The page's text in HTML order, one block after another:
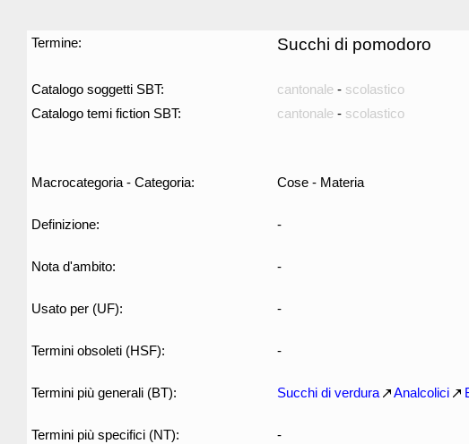
Termine: Succhi di pomodoro
Catalogo soggetti SBT: cantonale - scolastico
Catalogo temi fiction SBT:
cantonale - scolastico
Macrocategoria - Categoria: Cose - Materia
Definizione: -
Nota d'ambito: -
Usato per (UF): -
Termini obsoleti (HSF): -
Termini più generali (BT): Succhi di verdura Analcolici
Termini più specifici (NT): -